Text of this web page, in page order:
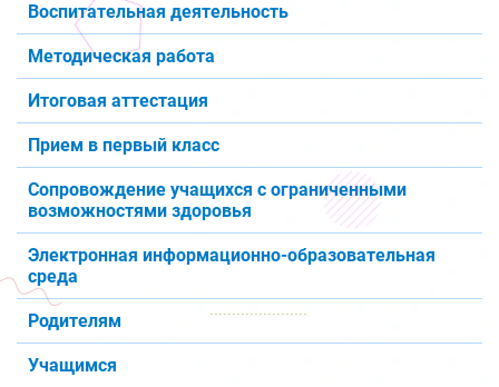
Воспитательная деятельность
Методическая работа
Итоговая аттестация
Прием в первый класс
Сопровождение учащихся с ограниченными
возможностями здоровья
Электронная информационно-образовательная
среда
Родителям
Учащимся